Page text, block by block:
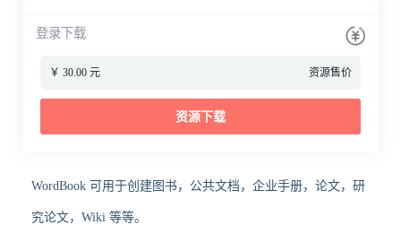
￥ 30.00 元 资源售价
资源下载
登录下载
WordBook 可用于创建图书，公共文档，企业手册，论文，研
究论文，Wiki 等等。